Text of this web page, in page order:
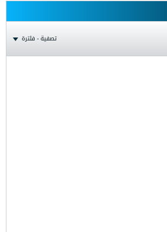
تصفية - فلترة